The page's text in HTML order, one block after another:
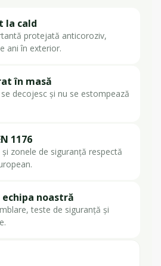
la cald
protejată anticoroziv,
ani în exterior.
în masă
decojesc și nu se estompează
1176
zonele de siguranță respectă
noastră
teste de siguranță și